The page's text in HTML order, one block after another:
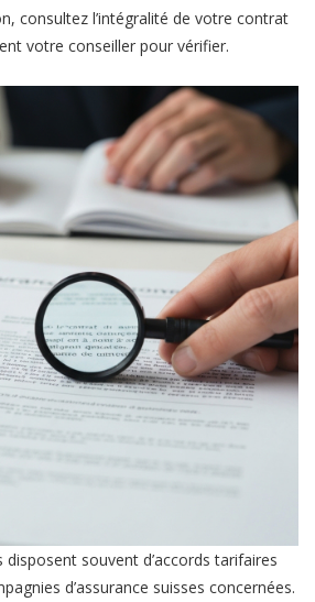
consultez l’intégralité de votre contrat
votre conseiller pour vérifier.
souvent d’accords tarifaires
d’assurance suisses concernées.